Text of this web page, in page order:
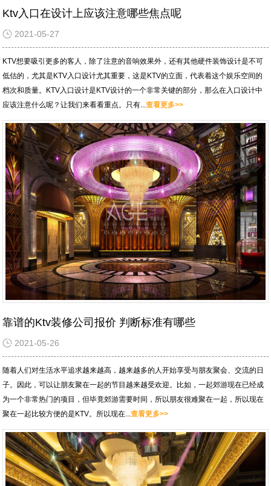
Ktv入口在设计上应该注意哪些焦点呢
2021-05-27
KTV想要吸引更多的客人，除了注意的音响效果外，还有其他硬件装饰设计是不可
低估的，尤其是KTV入口设计尤其重要，这是KTV的立面，代表着这个娱乐空间的
档次和质量。KTV入口设计是KTV设计的一个非常关键的部分，那么在入口设计中
应该注意什么呢？让我们来看看重点。只有...查看更多>>
靠谱的Ktv装修公司报价 判断标准有哪些
2021-05-26
随着人们对生活水平追求越来越高，越来越多的人开始享受与朋友聚会、交流的日
子。因此，可以让朋友聚在一起的节目越来越受欢迎。比如，一起郊游现在已经成
为一个非常热门的项目，但毕竟郊游需要时间，所以朋友很难聚在一起，所以现在
聚在一起比较方便的是KTV。所以现在...查看更多>>